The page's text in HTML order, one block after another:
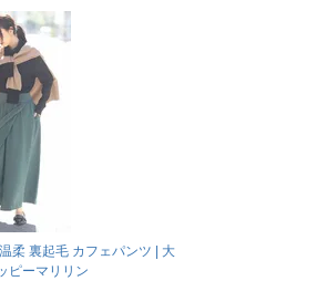
柔 裏起毛 カフェパンツ | 大
ピーマリリン